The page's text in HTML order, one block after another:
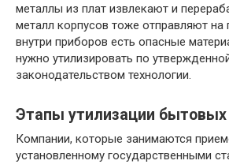
металлы из плат извлекают и
металл корпусов тоже отправляют на
внутри приборов есть опасные
нужно утилизировать по
законодательством технологии.
Этапы утилизации бытовых
Компании, которые занимаются
установленному государственными